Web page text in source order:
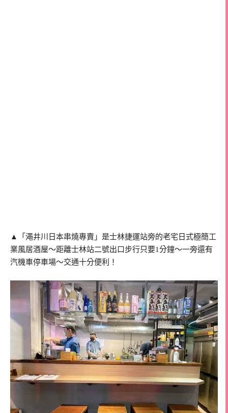
▲「澠井川日本串燒專賣」是士林捷運站旁的老宅日式極簡工
業風居酒屋～距離士林站二號出口步行只要1分鐘～一旁還有
汽機車停車場～交通十分便利！